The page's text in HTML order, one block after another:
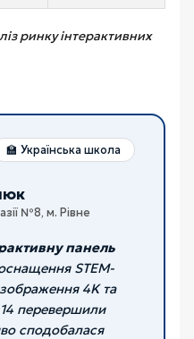
ринку інтерактивних
🏫 Українська школа
№8, м. Рівне
панель
STEM-
зображення 4K та
перевершили
сподобалася